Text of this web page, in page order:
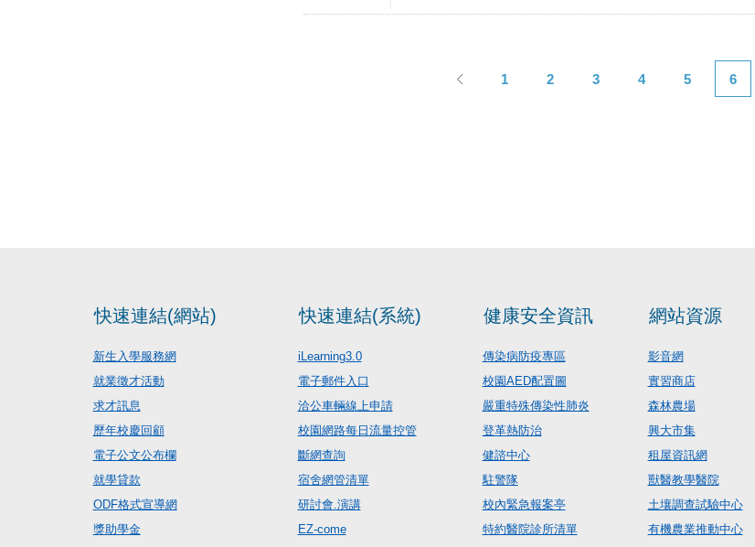
1 2 3 4 5 6
快速連結(網站)
新生入學服務網
就業徵才活動
求才訊息
歷年校慶回顧
電子公文公布欄
就學貸款
ODF格式宣導網
獎助學金
快速連結(系統)
iLearning3.0
電子郵件入口
洽公車輛線上申請
校園網路每日流量控管
斷網查詢
宿舍網管清單
研討會.演講
EZ-come
健康安全資訊
傳染病防疫專區
校園AED配置圖
嚴重特殊傳染性肺炎
登革熱防治
健諮中心
駐警隊
校內緊急報案亭
特約醫院診所清單
網站資源
影音網
實習商店
森林農場
興大市集
租屋資訊網
獸醫教學醫院
土壤調查試驗中心
有機農業推動中心